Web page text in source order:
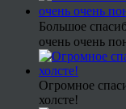
Большое
очень очень
Огромное
холсте!